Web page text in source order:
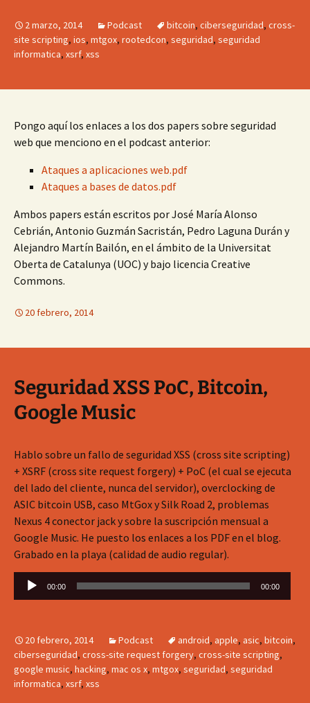
2 marzo, 2014 Podcast bitcoin, ciberseguridad, cross-
site scripting, ios, mtgox, rootedcon, seguridad, seguridad
informatica, xsrf, xss
Pongo aquí los enlaces a los dos papers sobre seguridad
web que menciono en el podcast anterior:
Ataques a aplicaciones web.pdf
Ataques a bases de datos.pdf
Ambos papers están escritos por José María Alonso
Cebrián, Antonio Guzmán Sacristán, Pedro Laguna Durán y
Alejandro Martín Bailón, en el ámbito de la Universitat
Oberta de Catalunya (UOC) y bajo licencia Creative
Commons.
20 febrero, 2014
Seguridad XSS PoC, Bitcoin,
Google Music
Hablo sobre un fallo de seguridad XSS (cross site scripting)
+ XSRF (cross site request forgery) + PoC (el cual se ejecuta
del lado del cliente, nunca del servidor), overclocking de
ASIC bitcoin USB, caso MtGox y Silk Road 2, problemas
Nexus 4 conector jack y sobre la suscripción mensual a
Google Music. He puesto los enlaces a los PDF en el blog.
Grabado en la playa (calidad de audio regular).
Reproductor
de
00:00 00:00
20 febrero, 2014 Podcast android, apple, asic, bitcoin,
ciberseguridad, cross-site request forgery, cross-site scripting,
google music, hacking, mac os x, mtgox, seguridad, seguridad
informatica, xsrf, xss